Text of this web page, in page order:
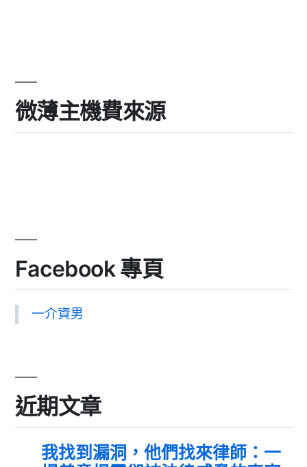
微薄主機費來源
Facebook 專頁
一介資男
近期文章
我找到漏洞，他們找來律師：一